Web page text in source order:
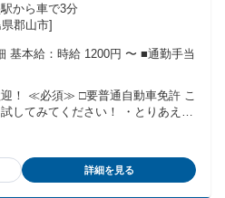
から車で3分
郡山市]
時給1,200円以上 給与詳細 基本給：時給 1200円 〜 ■通勤手当
免許 こ
してみてください！ ・とりあえず
迷ってる
詳細を見る